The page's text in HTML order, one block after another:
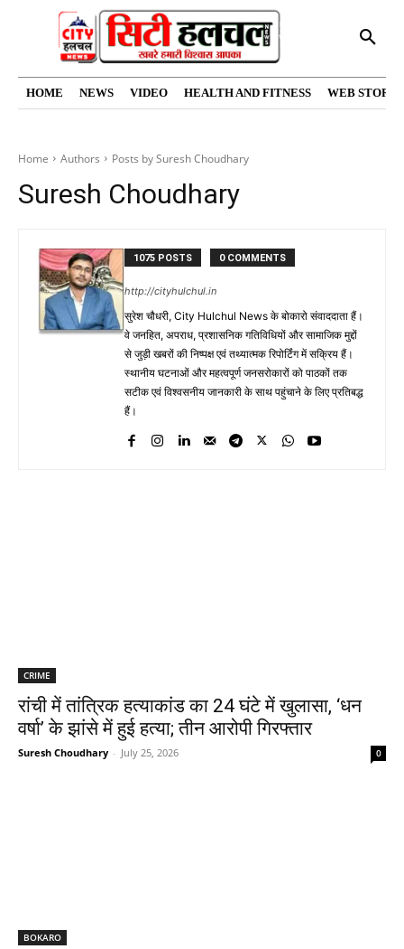
HOME NEWS VIDEO HEALTH AND FITNESS WEB
Home Authors Posts by Suresh Choudhary
Suresh Choudhary
1075 POSTS 0 COMMENTS
http://cityhulchul.in
सुरेश चौधरी, City Hulchul News के बोकारो संवाददाता हैं।
वे जनहित, अपराध, प्रशासनिक गतिविधियों और सामाजिक मुद्दों
से जुड़ी खबरों की निष्पक्ष एवं तथ्यात्मक रिपोर्टिंग में सक्रिय हैं।
स्थानीय घटनाओं और महत्वपूर्ण जनसरोकारों को पाठकों तक
सटीक एवं विश्वसनीय जानकारी के साथ पहुंचाने के लिए प्रतिबद्ध
हैं।
CRIME
रांची में तांत्रिक हत्याकांड का 24 घंटे में खुलासा, ‘धन
वर्षा’ के झांसे में हुई हत्या; तीन आरोपी गिरफ्तार
Suresh Choudhary - July 25, 2026 0
BOKARO